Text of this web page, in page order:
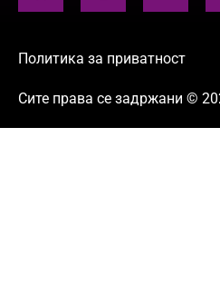
Политика за приватност
Сите права се задржани ©